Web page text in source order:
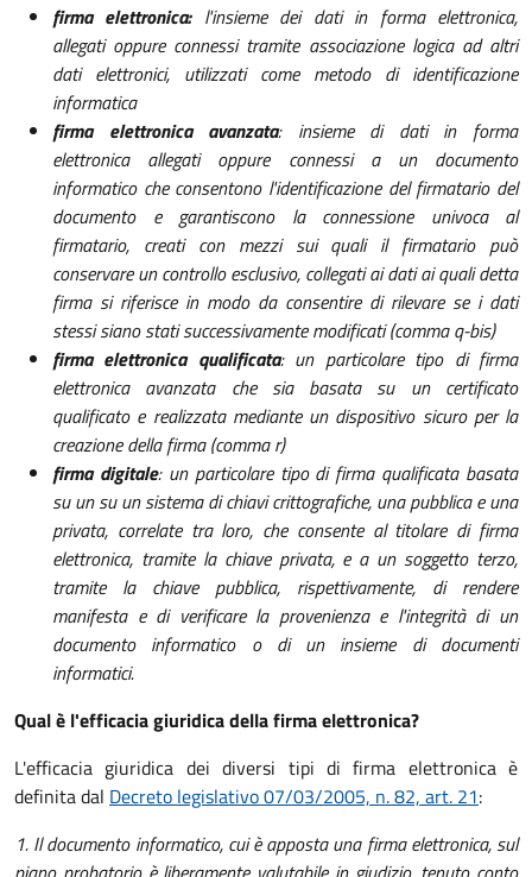
firma elettronica:l'insieme dei dati in forma elettronica,
allegati oppure connessi tramite associazione logica ad altri
dati elettronici, utilizzati come metodo di identificazione
informatica
firma elettronica avanzata: insieme di dati in forma
elettronica allegati oppure connessi a un documento
informatico che consentono l'identificazione del firmatario del
documento e garantiscono la connessione univoca al
firmatario, creati con mezzi sui quali il firmatario può
conservare un controllo esclusivo, collegati ai dati ai quali detta
firma si riferisce in modo da consentire di rilevare se i dati
stessi siano stati successivamente modificati (comma q-bis)
firma elettronica qualificata: un particolare tipo di firma
elettronica avanzata che sia basata su un certificato
qualificato e realizzata mediante un dispositivo sicuro per la
creazione della firma (comma r)
firma digitale: un particolare tipo di firma qualificata basata
su un su un sistema di chiavi crittografiche, una pubblica e una
privata, correlate tra loro, che consente al titolare di firma
elettronica, tramite la chiave privata, e a un soggetto terzo,
tramite la chiave pubblica, rispettivamente, di rendere
manifesta e di verificare la provenienza e l'integrità di un
documento informatico o di un insieme di documenti
informatici.
Qual è l'efficacia giuridica della firma elettronica?
L'efficacia giuridica dei diversi tipi di firma elettronica è
definita dal Decreto legislativo 07/03/2005, n. 82, art. 21:
1. Il documento informatico, cui è apposta una firma elettronica, sul